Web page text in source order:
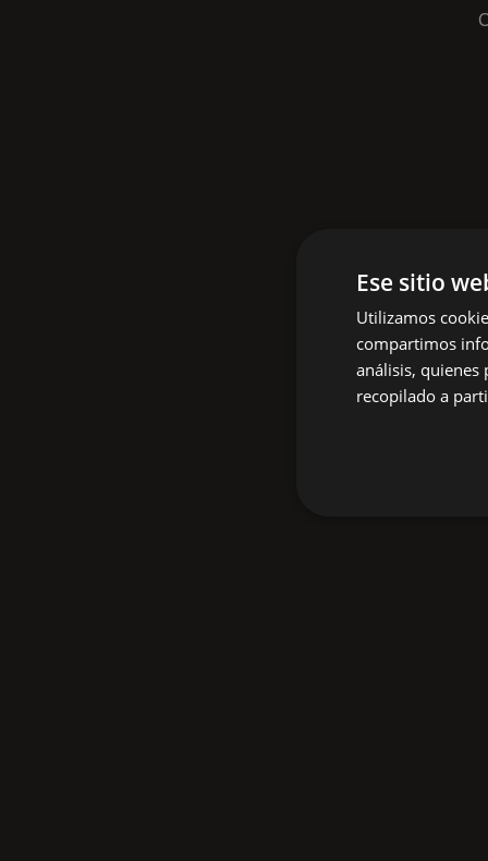
Ese sitio
Utilizamos
compartimos
análisis,
recopilado a